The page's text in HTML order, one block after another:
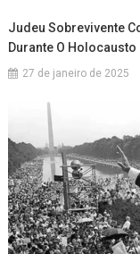
Judeu Sobrevivente
Durante O Holocausto
27 de janeiro de 2025